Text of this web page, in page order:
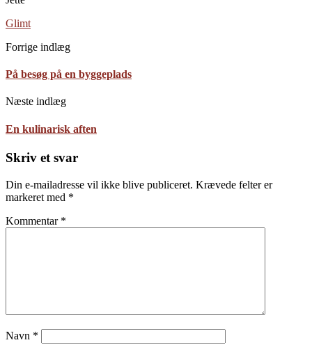
Glimt
Forrige indlæg
På besøg på en byggeplads
Næste indlæg
En kulinarisk aften
Skriv et svar
Din e-mailadresse vil ikke blive publiceret. Krævede felter er
markeret med *
Kommentar *
Navn *